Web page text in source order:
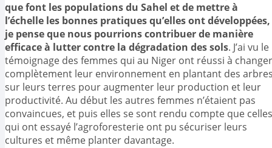
que font les populations du Sahel et de mettre à
l’échelle les bonnes pratiques qu’elles ont développées,
je pense que nous pourrions contribuer de manière
efficace à lutter contre la dégradation des sols. J’ai vu le
témoignage des femmes qui au Niger ont réussi à changer
complètement leur environnement en plantant des
sur leurs terres pour augmenter leur production et leur
productivité. Au début les autres femmes n’étaient pas
convaincues, et puis elles se sont rendu compte que celles
qui ont essayé l’agroforesterie ont pu sécuriser leurs
cultures et même planter davantage.